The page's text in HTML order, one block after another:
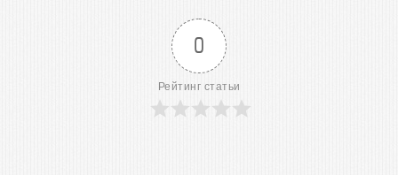
0
Рейтинг статьи